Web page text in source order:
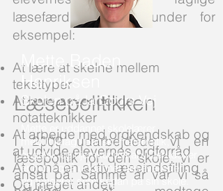
læsefærdigheder, herunder for
eksempel:
At lære at skelne mellem
teksttyper
At lære anvendelige
notatteknikker
At arbejde med ordkendskab og
at udvide elevernes ordforråd
At opnå en aktiv læseindstilling
Og meget andet!
Læsepolitikken
I 2009 udarbejdede vi en
læsepolitik for den skole, vi er
ansat på. Samme år var vi så
Mette Baden
Henriksen
Skolen på la Cours Vej
Mette er uddannet skolelærer
med linjefag i dansk, matematik,
engelsk og hjemkundskab. Derudover
er hun også uddannet læsevejleder -
og fungerer som sådan på sin skole.